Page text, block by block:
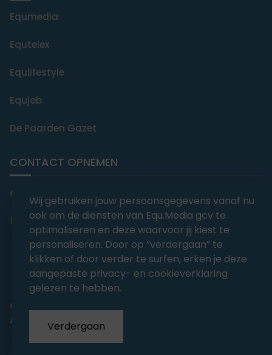
Equmedia
Equtelex
Equlifestyle
Equjob
De Paarden Gazet
CONTACT OPNEMEN
editorial@equmedia.be
Langendamdreef 22 9880 Aalter België
Copyrights 2026EQU.MEDIA BV
abonnementsvoorwaarden
Algemene voorwaarden
Wij gebruiken jouw persoonsgegevens vanaf nu
ook om de diensten van Equ.Media gcv te
optimaliseren en deze waarvoor jij kiest te
personaliseren. Door op “verdergaan” te
klikken of door verder te surfen, erken je deze
aangepaste privacy- en cookieverklaring
gelezen te hebben.
Verdergaan